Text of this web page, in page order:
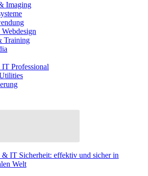
Imaging
Training
Professional
& IT Sicherheit: effektiv und sicher in
Welt